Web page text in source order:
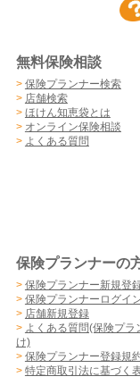
無料保険相談
> 保険プランナー検索
> 店舗検索
> ほけん知恵袋とは
> オンライン保険相談
> よくある質問
保険プランナーの
> 保険プランナー新規登
> 保険プランナーログイ
> 店舗新規登録
> よくある質問(保険プラ
け)
> 保険プランナー登録規
> 特定商取引法に基づく